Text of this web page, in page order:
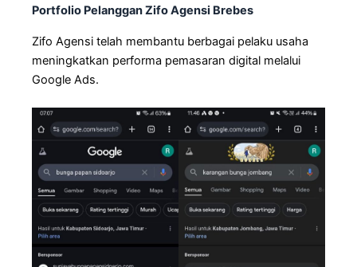
Portfolio Pelanggan Zifo Agensi Brebes
Zifo Agensi telah membantu berbagai pelaku usaha
meningkatkan performa pemasaran digital melalui
Google Ads.